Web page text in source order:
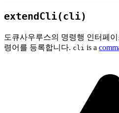
extendCli(cli)
도큐사우루스의 명령행 인터페
령어를 등록합니다. cli is a